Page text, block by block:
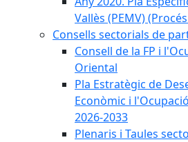
Vallès (PEMV)
Consells sectorials de
Consell de la FP i
Oriental
Pla Estratègic de
Econòmic i
2026-2033
Plenaris i Taules